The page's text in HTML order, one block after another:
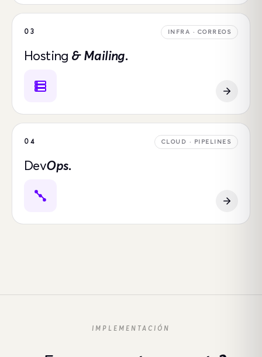
03 INFRA · CORREOS
Hosting & Mailing.
04 CLOUD · PIPELINES
DevOps.
IMPLEMENTACIÓN